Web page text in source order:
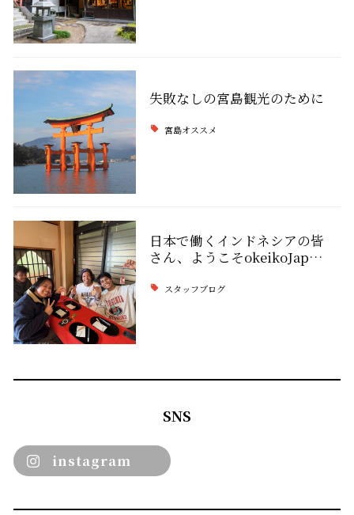
失敗なしの宮島観光のために
宮島オススメ
日本で働くインドネシアの皆
さん、ようこそokeikoJap…
スタッフブログ
SNS
instagram